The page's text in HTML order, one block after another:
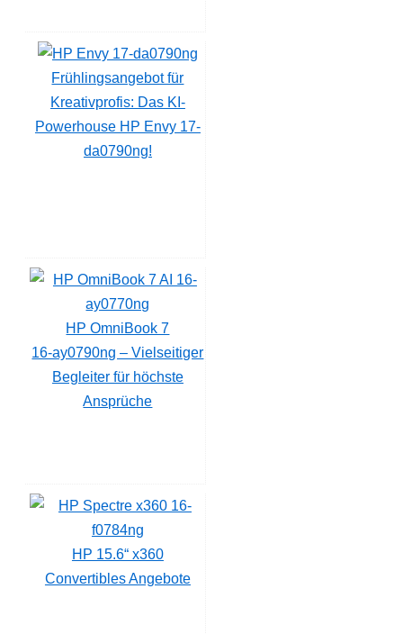
Frühlingsangebot für
Kreativprofis: Das KI-
Powerhouse HP Envy 17-
da0790ng!
HP OmniBook 7
16‑ay0790ng – Vielseitiger
Begleiter für höchste
Ansprüche
HP 15.6“ x360
Convertibles Angebote